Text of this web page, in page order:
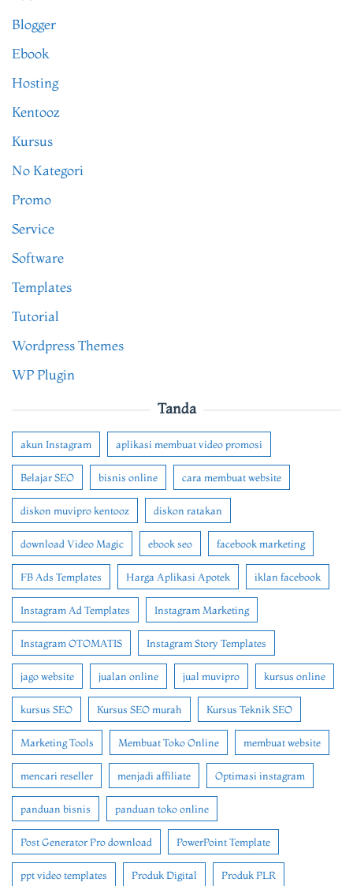
Blogger
Ebook
Hosting
Kentooz
Kursus
No Kategori
Promo
Service
Software
Templates
Tutorial
Wordpress Themes
WP Plugin
Tanda
akun Instagram aplikasi membuat video promosi
Belajar SEO bisnis online cara membuat website
diskon muvipro kentooz diskon ratakan
download Video Magic ebook seo facebook marketing
FB Ads Templates Harga Aplikasi Apotek iklan facebook
Instagram Ad Templates Instagram Marketing
Instagram OTOMATIS Instagram Story Templates
jago website jualan online jual muvipro kursus online
kursus SEO Kursus SEO murah Kursus Teknik SEO
Marketing Tools Membuat Toko Online membuat website
mencari reseller menjadi affiliate Optimasi instagram
panduan bisnis panduan toko online
Post Generator Pro download PowerPoint Template
ppt video templates Produk Digital Produk PLR